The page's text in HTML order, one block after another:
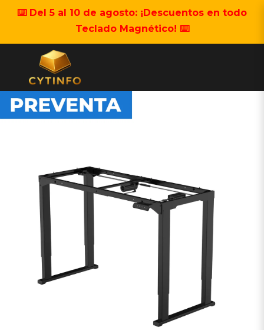
⌨️ Del 5 al 10 de agosto: ¡Descuentos en todo
Teclado Magnético! ⌨️